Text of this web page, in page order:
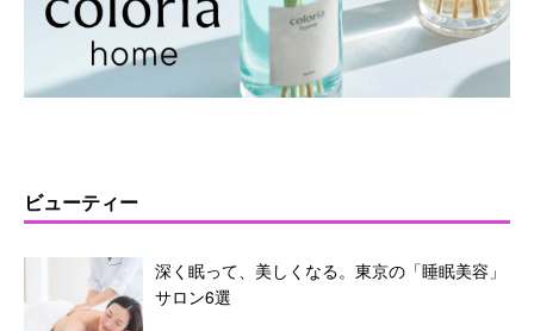
ビューティー
深く眠って、美しくなる。東京の「睡眠美容」
サロン6選